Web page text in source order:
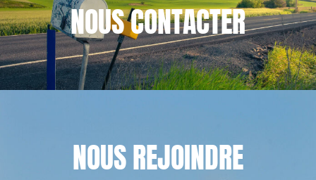
NOUSCONTACTER
NOUSREJOINDRE